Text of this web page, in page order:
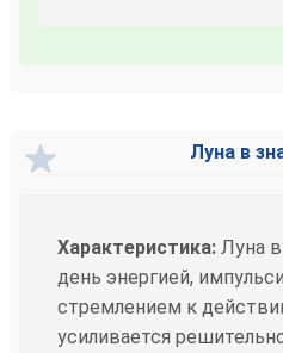
Луна в
Характеристика: Луна
день энергией,
стремлением к
усиливается